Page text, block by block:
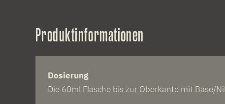
Produktinformationen
Dosierung
Die 60ml Flasche bis zur Oberkante mit Base/